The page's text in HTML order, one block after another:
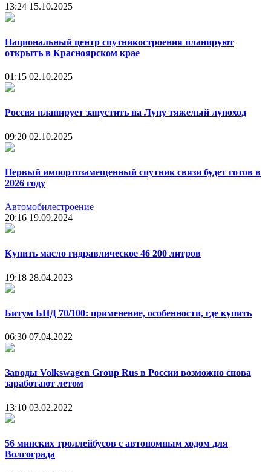
13:24 15.10.2025
Национальный центр спутникостроения планируют
открыть в Красноярском крае
01:15 02.10.2025
Россия планирует запустить на Луну тяжелый луноход
09:20 02.10.2025
Первый импортозамещенный спутник связи будет готов в
2026 году
Автомобилестроение
20:16 19.09.2024
Купить масло гидравлическое 46 200 литров
19:18 28.04.2023
Битум БНД 70/100: применение, особенности, где купить
06:30 07.04.2022
Заводы Volkswagen Group Rus в России возможно снова
заработают летом
13:10 03.02.2022
56 минских троллейбусов с автономным ходом для
Волгограда